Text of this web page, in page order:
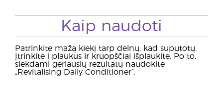
Kaip naudoti
Patrinkite mažą kiekį tarp delnų, kad suputotų.
Įtrinkite į plaukus ir kruopščiai išplaukite. Po to,
siekdami geriausių rezultatų naudokite
„Revitalising Daily Conditioner“.